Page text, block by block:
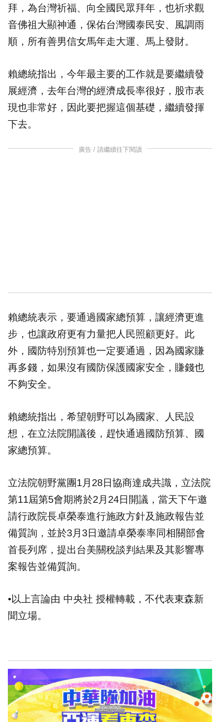
拜，為台灣祈福、向全國民眾拜年，也祈求觀
音佛祖大顯神通，保佑台灣國泰民安、風調雨
順，所有善男信女馬年走大運、馬上發財。
賴總統指出，今年最主要的工作就是要繼續發
展經濟，去年台灣的經濟成長率很好，股市表
現也非常好，因此要把握這個基礎，繼續發揮
下去。
廣告 / 請繼續往下閱讀
賴總統表示，要通過國家總預算，讓經濟更進
步，也讓政府更有力量把人民照顧更好。此
外，國防特別預算也一定要通過，因為國家賺
再多錢，如果沒有國防保護國家安全，賺錢也
不夠安全。
賴總統指出，希望朝野可以為國家、人民設
想，在立法院開議後，趕快通過 國防預算、國
家總預算。
立法院朝野黨團1月28日協商達成共識，立法院
第11屆第5會期將於2月24日開議，當天下午邀
請行政院長卓榮泰進行施政方針及施政報告並
備質詢，並於3月3日邀請卓榮泰率同相關部會
首長列席，提出台美關稅談判結果及其影響專
案報告並備質詢。
•以上言論由 中央社 授權轉載，不代表東森新
聞立場。